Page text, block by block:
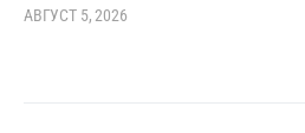
АВГУСТ 5, 2026